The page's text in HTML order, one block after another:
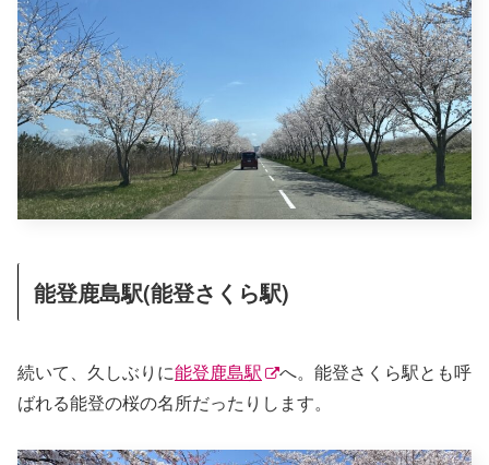
能登鹿島駅(能登さくら駅)
続いて、久しぶりに能登鹿島駅
へ。能登さくら駅とも呼
ばれる能登の桜の名所だったりします。